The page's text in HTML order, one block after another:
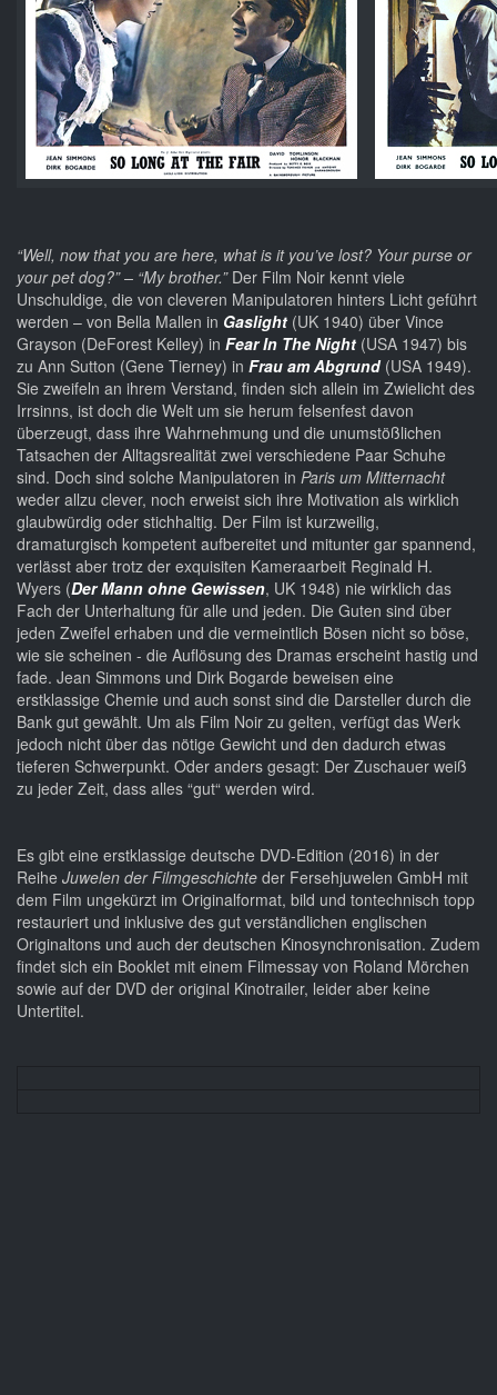
“Well, now that you are here, what is it you’ve lost? Your purse or
your pet dog?” – “My brother.”Der Film Noir kennt viele
Unschuldige, die von cleveren Manipulatoren hinters Licht geführt
werden – von Bella Mallen in Gaslight (UK 1940) über Vince
Grayson (DeForest Kelley) in Fear In The Night (USA 1947) bis
zu Ann Sutton (Gene Tierney) in Frau am Abgrund (USA 1949).
Sie zweifeln an ihrem Verstand, finden sich allein im Zwielicht des
Irrsinns, ist doch die Welt um sie herum felsenfest davon
überzeugt, dass ihre Wahrnehmung und die unumstößlichen
Tatsachen der Alltagsrealität zwei verschiedene Paar Schuhe
sind. Doch sind solche Manipulatoren in Paris um Mitternacht
weder allzu clever, noch erweist sich ihre Motivation als wirklich
glaubwürdig oder stichhaltig. Der Film ist kurzweilig,
dramaturgisch kompetent aufbereitet und mitunter gar spannend,
verlässt aber trotz der exquisiten Kameraarbeit Reginald H.
Wyers (Der Mann ohne Gewissen, UK 1948) nie wirklich das
Fach der Unterhaltung für alle und jeden. Die Guten sind über
jeden Zweifel erhaben und die vermeintlich Bösen nicht so böse,
wie sie scheinen - die Auflösung des Dramas erscheint hastig und
fade. Jean Simmons und Dirk Bogarde beweisen eine
erstklassige Chemie und auch sonst sind die Darsteller durch die
Bank gut gewählt. Um als Film Noir zu gelten, verfügt das Werk
jedoch nicht über das nötige Gewicht und den dadurch etwas
tieferen Schwerpunkt. Oder anders gesagt: Der Zuschauer weiß
zu jeder Zeit, dass alles “gut“ werden wird.
Es gibt eine erstklassige deutsche DVD-Edition (2016) in der
Reihe Juwelen der Filmgeschichte der Fersehjuwelen GmbH mit
dem Film ungekürzt im Originalformat, bild und tontechnisch topp
restauriert und inklusive des gut verständlichen englischen
Originaltons und auch der deutschen Kinosynchronisation. Zudem
findet sich ein Booklet mit einem Filmessay von Roland Mörchen
sowie auf der DVD der original Kinotrailer, leider aber keine
Untertitel.